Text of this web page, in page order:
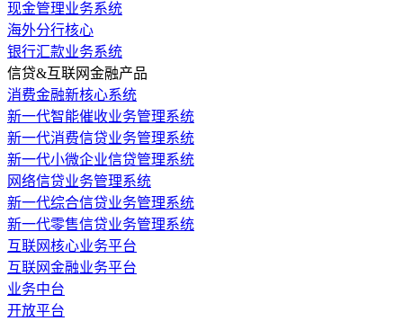
现金管理业务系统
海外分行核心
银行汇款业务系统
信贷&互联网金融产品
消费金融新核心系统
新一代智能催收业务管理系统
新一代消费信贷业务管理系统
新一代小微企业信贷管理系统
网络信贷业务管理系统
新一代综合信贷业务管理系统
新一代零售信贷业务管理系统
互联网核心业务平台
互联网金融业务平台
业务中台
开放平台